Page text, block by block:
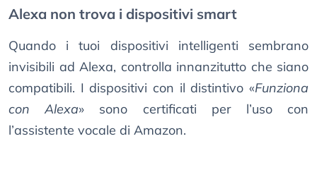
Alexa non trova i dispositivi smart
Quando i tuoi dispositivi intelligenti sembrano
invisibili ad Alexa, controlla innanzitutto che siano
compatibili. I dispositivi con il distintivo «Funziona
con Alexa» sono certificati per l’uso con
l’assistente vocale di Amazon.